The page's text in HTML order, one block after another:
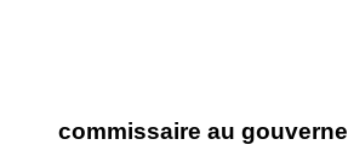
commissaire au